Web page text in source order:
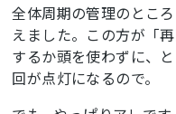
    // スイッチの読み取り
    // 100ミリ秒毎、つまり毎回なので回数制御は不要
    if (digitalRead(SW_OFF) == LOW) {
        run = 0;
    }
    if (digitalRead(SW_ON) == LOW) {
全体周期の管理のとこ
えました。この方が「
するか頭を使わずに、
回が点灯になるので。